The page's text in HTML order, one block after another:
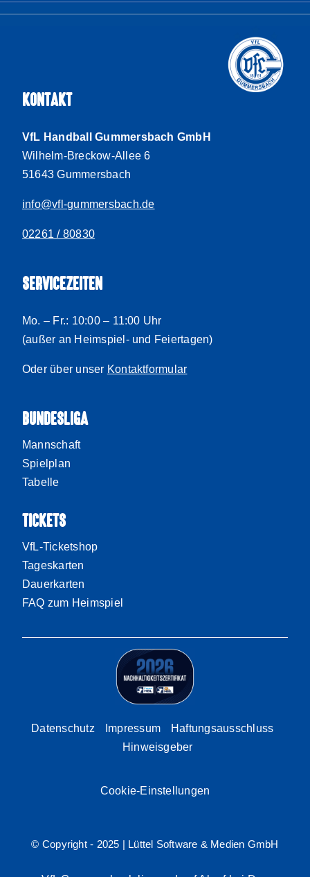
KONTAKT
VfL Handball Gummersbach GmbH
Wilhelm-Breckow-Allee 6
51643 Gummersbach
info@vfl-gummersbach.de
02261 / 80830
SERVICEZEITEN
Mo. – Fr.: 10:00 – 11:00 Uhr
(außer an Heimspiel- und Feiertagen)
Oder über unser Kontaktformular
BUNDESLIGA
Mannschaft
Spielplan
Tabelle
TICKETS
VfL-Ticketshop
Tageskarten
Dauerkarten
FAQ zum Heimspiel
Datenschutz Impressum
Haftungsausschluss
Hinweisgeber
Cookie-Einstellungen
© Copyright - 2025 | Lüttel Software & Medien GmbH